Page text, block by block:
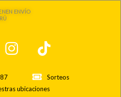
ENVÍO
Sorteos
ubicaciones